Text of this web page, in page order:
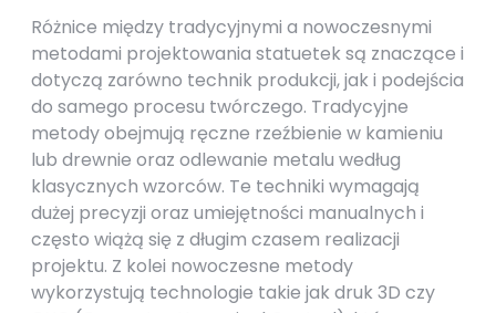
Różnice między tradycyjnymi a nowoczesnymi
metodami projektowania statuetek są znaczące i
dotyczą zarówno technik produkcji, jak i podejścia
do samego procesu twórczego. Tradycyjne
metody obejmują ręczne rzeźbienie w kamieniu
lub drewnie oraz odlewanie metalu według
klasycznych wzorców. Te techniki wymagają
dużej precyzji oraz umiejętności manualnych i
często wiążą się z długim czasem realizacji
projektu. Z kolei nowoczesne metody
wykorzystują technologie takie jak druk 3D czy